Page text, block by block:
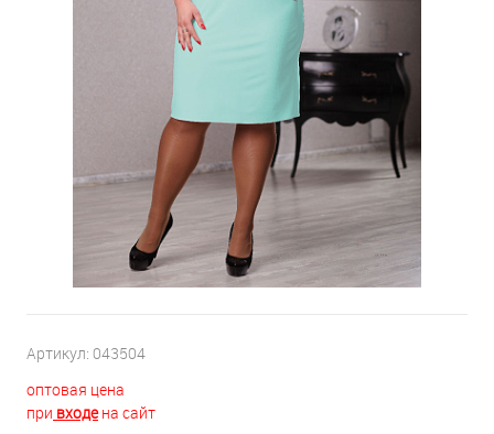
Артикул: 043504
оптовая цена
при входена сайт